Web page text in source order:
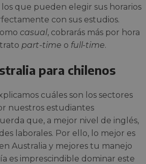
que pueden elegir sus horarios
con sus estudios.
casual, cobrarás más por hora
part-time o full-time.
para chilenos
cuáles son los sectores
nuestros estudiantes
que, a mejor nivel de inglés,
laborales. Por ello, lo mejor es
Australia y mejores tu manejo
es imprescindible dominar este